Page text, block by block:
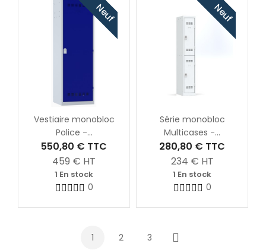
Neuf
Vestiaire monobloc
Police -...
550,80 € TTC
459 € HT
1 En stock
0
Neuf
Série monobloc
Multicases -...
280,80 € TTC
234 € HT
1 En stock
0
1 2 3 Suivant